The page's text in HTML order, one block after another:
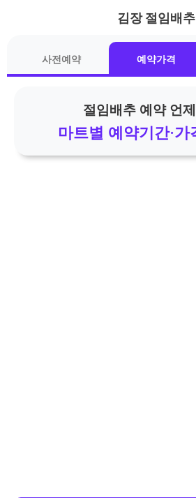
기본 콘텐츠로 건너
김장 절임배추
사전예약 예약가격
절임배추 예약 언
마트별 예약기간·가